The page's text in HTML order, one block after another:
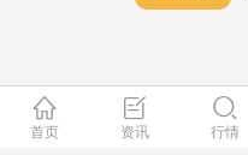
首页 资讯 行情